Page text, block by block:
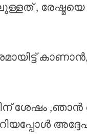
,
ശേഷം